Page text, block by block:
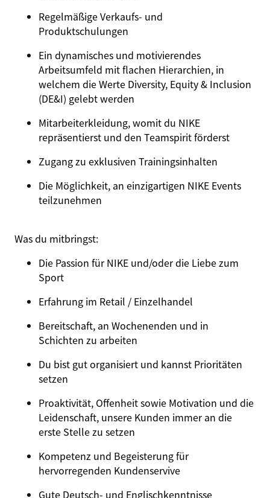
Regelmäßige Verkaufs- und
Produktschulungen
Ein dynamisches und motivierendes
Arbeitsumfeld mit flachen Hierarchien, in
welchem die Werte Diversity, Equity & Inclusion
(DE&I) gelebt werden
Mitarbeiterkleidung, womit du NIKE
repräsentierst und den Teamspirit förderst
Zugang zu exklusiven Trainingsinhalten
Die Möglichkeit, an einzigartigen NIKE Events
teilzunehmen
Was du mitbringst:
Die Passion für NIKE und/oder die Liebe zum
Sport
Erfahrung im Retail / Einzelhandel
Bereitschaft, an Wochenenden und in
Schichten zu arbeiten
Du bist gut organisiert und kannst Prioritäten
setzen
Proaktivität, Offenheit sowie Motivation und die
Leidenschaft, unsere Kunden immer an die
erste Stelle zu setzen
Kompetenz und Begeisterung für
hervorregenden Kundenservive
Gute Deutsch- und Englischkenntnisse